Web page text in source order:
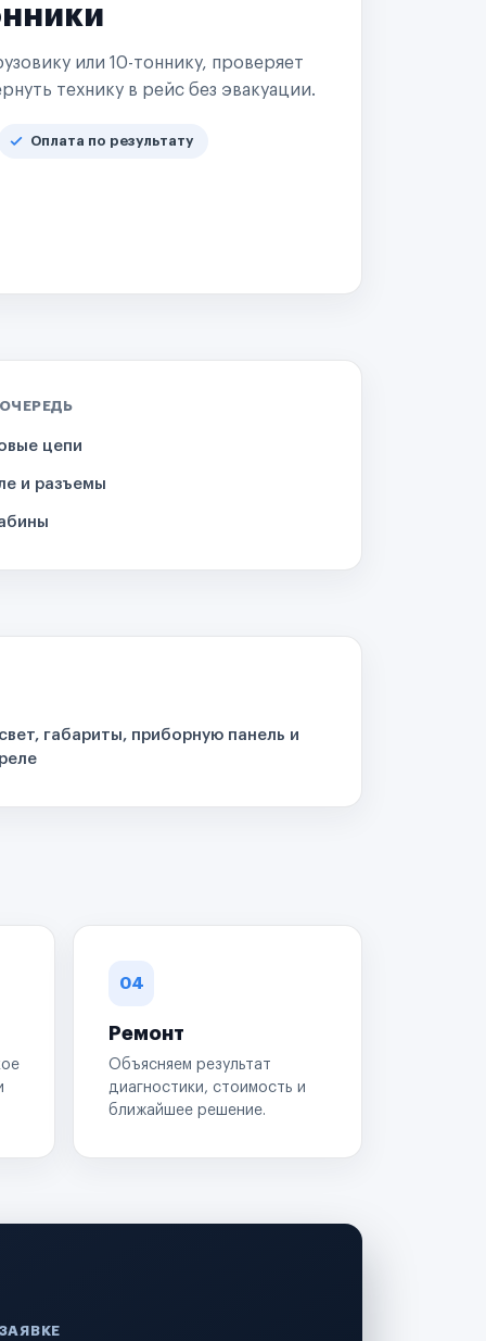
или 10-тоннику, проверяет
технику в рейс без эвакуации.
Оплата по результату
цепи
и разъемы
габариты, приборную панель и
04
Ремонт
Объясняем результат
диагностики, стоимость и
ближайшее решение.